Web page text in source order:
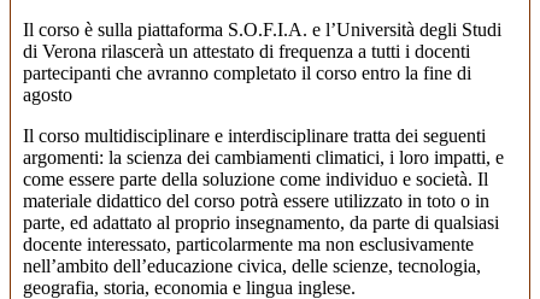
Il corso è sulla piattaforma S.O.F.I.A. e l’Università degli Studi
di Verona rilascerà un attestato di frequenza a tutti i docenti
partecipanti che avranno completato il corso entro la fine di
agosto
Il corso multidisciplinare e interdisciplinare tratta dei seguenti
argomenti: la scienza dei cambiamenti climatici, i loro impatti, e
come essere parte della soluzione come individuo e società. Il
materiale didattico del corso potrà essere utilizzato in toto o in
parte, ed adattato al proprio insegnamento, da parte di qualsiasi
docente interessato, particolarmente ma non esclusivamente
nell’ambito dell’educazione civica, delle scienze, tecnologia,
geografia, storia, economia e lingua inglese.